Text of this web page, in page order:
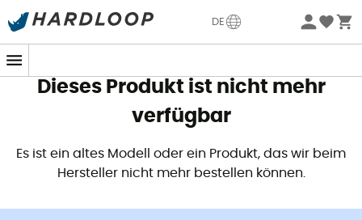
DE
Sommerangebote🔥 -5% EXTRA ab 2 Produkten* Code
Dieses Produkt ist nicht mehr
verfügbar
Es ist ein altes Modell oder ein Produkt, das wir beim
Hersteller nicht mehr bestellen können.